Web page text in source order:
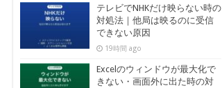
テレビでNHKだけ映らない時の
対処法｜他局は映るのに受信
できない原因
19時間 ago
Excelのウィンドウが最大化で
きない・画面外に出た時の対